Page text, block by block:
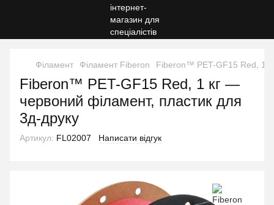
Філамент Філамент Fiberon Fiberon™ PET-GF15 Red, 1
Fiberon™ PET-GF15 Red, 1 кг —
червоний філамент, пластик для
3д-друку
Артикул: FL02007 Написати відгук